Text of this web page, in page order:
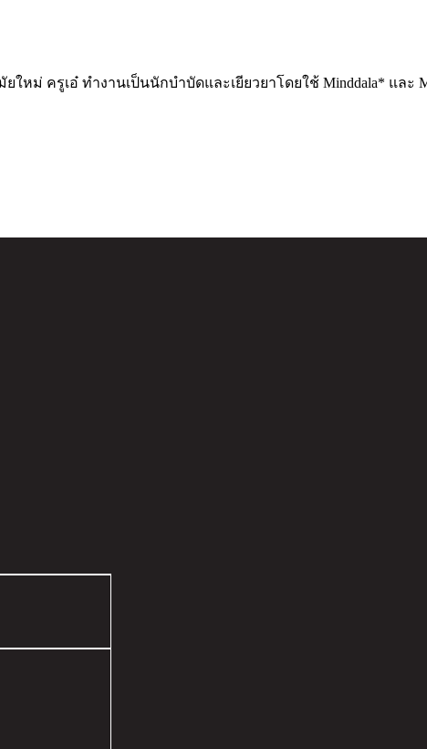
หม่ ครูเอ๋ ทำงานเป็นนักบำบัดและเยียวยาโดยใช้ Minddala* และ